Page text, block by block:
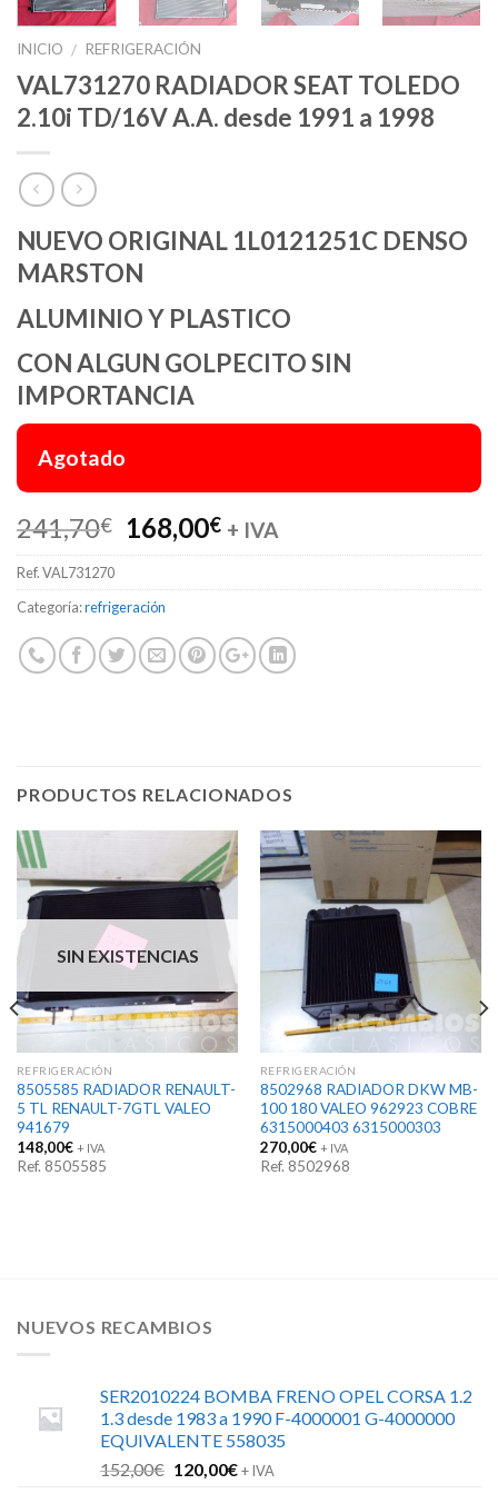
INICIO / REFRIGERACIÓN
VAL731270 RADIADOR SEAT TOLEDO
2.10i TD/16V A.A. desde 1991 a 1998
NUEVO ORIGINAL 1L0121251C DENSO
MARSTON
ALUMINIO Y PLASTICO
CON ALGUN GOLPECITO SIN
IMPORTANCIA
Agotado
241,70€
El
precio
era:
241,70€.
168,00€El
precio
168,00€.
+ IVA
Ref.VAL731270
Categoría:refrigeración
PRODUCTOS RELACIONADOS
SIN EXISTENCIAS
REFRIGERACIÓN
8505585 RADIADOR RENAULT-
5 TL RENAULT-7GTL VALEO
941679
148,00€ + IVA
Ref. 8505585
REFRIGERACIÓN
8502968 RADIADOR DKW MB-
100 180 VALEO 962923 COBRE
6315000403 6315000303
270,00€ + IVA
Ref. 8502968
NUEVOS RECAMBIOS
SER2010224 BOMBA FRENO OPEL CORSA 1.2
1.3 desde 1983 a 1990 F-4000001 G-4000000
EQUIVALENTE 558035
152,00€ El
120,00€El+ IVA